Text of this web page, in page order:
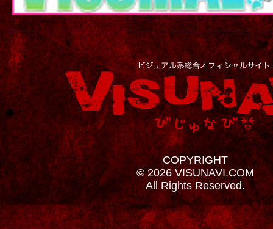
COPYRIGHT
© 2026 VISUNAVI.COM
All Rights Reserved.